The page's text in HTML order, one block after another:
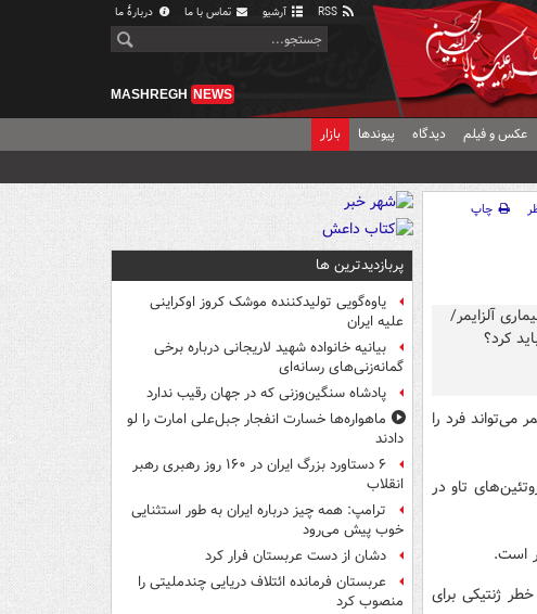
آرشیو تماس با ما دربارهٔ ما
MASHREGH NEWS
عکس و فیلم دیدگاه پیوندها بازار
چاپ
می‌تواند فرد را
تاو در
است.
ژنتیکی برای
پربازدیدترین ها
یاوه‌گویی تولیدکننده موشک کروز اوکراینی
علیه ایران
بیانیه خانواده شهید لاریجانی درباره برخی
گمانه‌زنی‌های رسانه‌ای
پادشاه سنگین‌وزنی که در جهان رقیب ندارد
ماهواره‌ها خسارت انفجار جبل‌علی امارت را لو
دادند
۶ دستاورد بزرگ ایران در ۱۶۰ روز رهبری رهبر
انقلاب
ترامپ: همه چیز درباره ایران به طور استثنایی
خوب پیش می‌رود
دشان از دست عربستان فرار کرد
عربستان فرمانده ائتلاف دریایی چندملیتی را
منصوب کرد